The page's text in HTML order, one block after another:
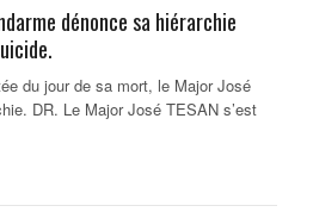
dénonce sa hiérarchie
du jour de sa mort, le Major José
DR. Le Major José TESAN s’est